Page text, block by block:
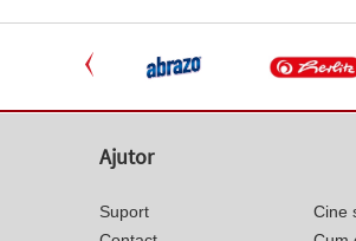
Ajutor
Suport
Cine